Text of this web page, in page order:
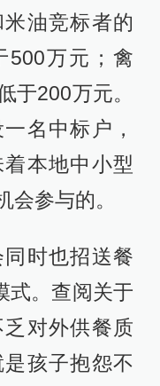
油竞标者的
500万元；禽
于200万元。
名中标户，
本地中小型
参与的。
时也招送餐
式。查阅关于
对外供餐质
孩子抱怨不